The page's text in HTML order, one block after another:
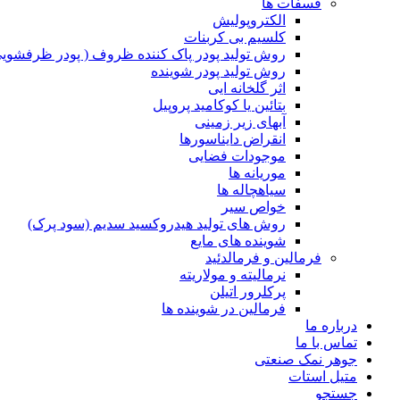
فسفات ها
الکتروپولیش
کلسیم بی کربنات
روش تولید پودر پاک کننده ظروف ( پودر
روش تولید پودر شوینده
اثر گلخانه ایی
بتائین یا کوکامید پروپیل
آبهای زیر زمینی
انقراض دایناسورها
موجودات فضایی
موریانه ها
سیاهچاله ها
خواص سیر
روش های تولید هیدروکسید سدیم (سود پرک)
شوینده های مایع
فرمالین و فرمالدئید
نرمالیته و مولاریته
پرکلرور اتیلن
فرمالین در شوینده ها
درباره ما
تماس با ما
جوهر نمک صنعتی
متیل استات
جستجو